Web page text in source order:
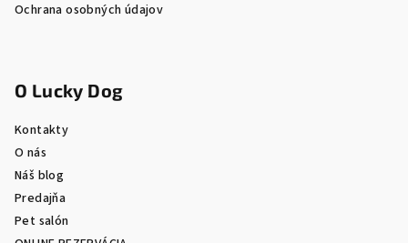
Ochrana osobných údajov
O Lucky Dog
Kontakty
O nás
Náš blog
Predajňa
Pet salón